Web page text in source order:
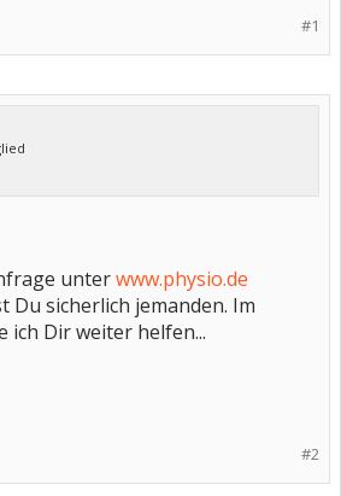
#1
unterwww.physio.de
Du sicherlich jemanden. Im
ich Dir weiter helfen...
#2